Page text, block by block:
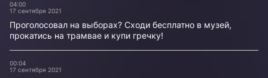
04:00
17 сентября 2021
Проголосовал на выборах? Сходи бесплатно в музей,
прокатись на трамвае и купи гречку!
00:04
17 сентября 2021